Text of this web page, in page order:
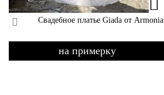
Свадебное платье Giada от Armonia
на примерку